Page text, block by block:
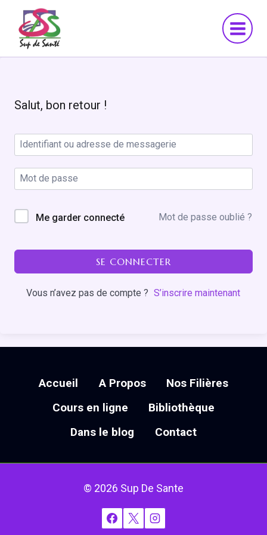
contenu
Salut, bon retour !
Me garder connecté Mot de passe oublié ?
SE CONNECTER
Vous n’avez pas de compte ? S’inscrire maintenant
Accueil A Propos
Nos Filières
Cours en ligne
Bibliothèque
Dans le blog
Contact
© 2026 Sup De Sante